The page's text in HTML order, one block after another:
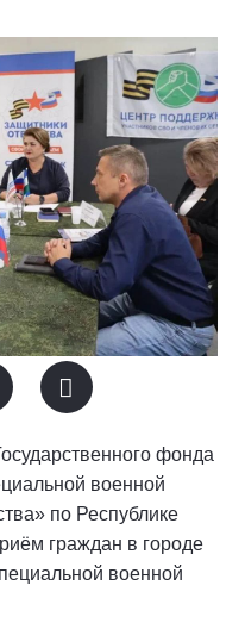
фонда
военной
по Республике
граждан в городе
военной